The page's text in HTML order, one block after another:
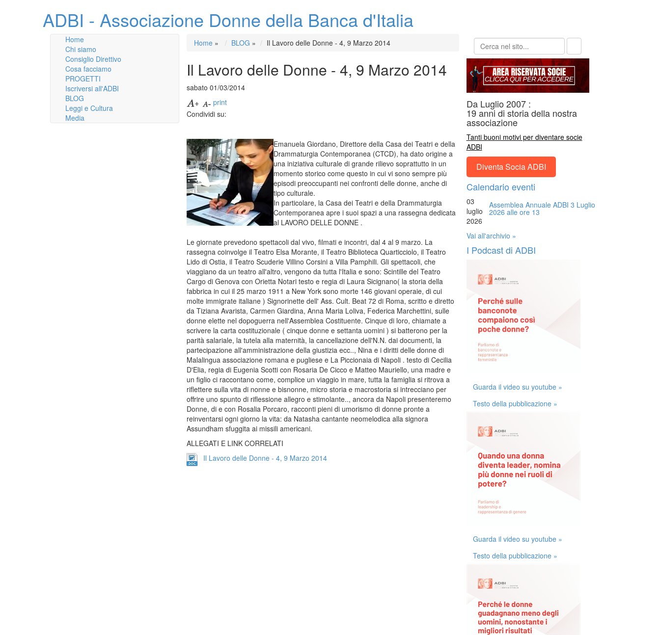
ADBI - Associazione Donne della Banca d'Italia
Home
Chi siamo
Consiglio Direttivo
Cosa facciamo
PROGETTI
Iscriversi all'ADBI
BLOG
Leggi e Cultura
Media
Home» BLOG » Il Lavoro delle Donne - 4, 9 Marzo 2014
Il Lavoro delle Donne - 4, 9 Marzo 2014
sabato 01/03/2014
print
Condividi su:
Emanuela Giordano, Direttore della Casa dei Teatri e della
Drammaturgia Contemporanea (CTCD), ha dato origine a
una iniziativa culturale di grande rilievo soprattutto in un
momento storico come questo in cui vi sono sempre più
episodi preoccupanti nei confronti delle donne, anche di
tipo culturale.
In particolare, la Casa dei Teatri e della Drammaturgia
Contemporanea apre i suoi spazi a una rassegna dedicata
al LAVORO DELLE DONNE .
Le giornate prevedono spettacoli dal vivo, filmati e incontri, dal 4 al 9 marzo. La
rassegna coinvolge il Teatro Elsa Morante, il Teatro Biblioteca Quarticciolo, il Teatro
Lido di Ostia, il Teatro Scuderie Villino Corsini a Villa Pamphili. Gli spettacoli, che
viaggiano da un teatro all'altro, vengono da tutta l'Italia e sono: Scintille del Teatro
Cargo di Genova con Orietta Notari testo e regia di Laura Sicignano( la storia della
fabbrica in cui il 25 marzo 1911 a New York sono morte 146 giovani operaie, di cui
molte immigrate italiane ) Signorinette dell' Ass. Cult. Beat 72 di Roma, scritto e diretto
da Tiziana Avarista, Carmen Giardina, Anna Maria Loliva, Federica Marchettini, sulle
donne elette nel dopoguerra nell'Assemblea Costituente. Cinque di loro, chiamate a
scrivere la carta costituzionale ( cinque donne e settanta uomini ) si batterono per la
parità salariale, la tutela alla maternità, la cancellazione dell'N.N. dai documenti, la
partecipazione all'amministrazione della giustizia ecc.., Nina e i diritti delle donne di
Malalingua associazione romana e pugliese e La Piccionaia di Napoli . testo di Cecilia
D'Elia, regia di Eugenia Scotti con Rosaria De Cicco e Matteo Mauriello, una madre e
un figlio ci raccontano come, complice un viaggio in mare, tutta la famiglia si ritrova a
riflettere sulla vita di nonne e bisnonne, micro storia e macrostoria si intrecciano per
offrire uno spunto di riflessione allegro e stimolante.., ancora da Napoli presenteremo
Donne, di e con Rosalia Porcaro, racconti pieni di umorismo di donne pronte a
reinventarsi ogni giorno la vita: da Natasha cantante neomelodica alla signora
Assundham sfuggita ai missili americani.
ALLEGATI E LINK CORRELATI
Il Lavoro delle Donne - 4, 9 Marzo 2014
Da Luglio 2007 :
19 anni di storia della nostra
associazione
Tanti buoni motivi per diventare socie
ADBI
Diventa Socia ADBI
Calendario eventi
03
luglio
2026
Assemblea Annuale ADBI 3 Luglio
2026 alle ore 13
Vai all'archivio »
I Podcast di ADBI
Guarda il video su youtube »
Testo della pubblicazione »
Guarda il video su youtube »
Testo della pubblicazione »